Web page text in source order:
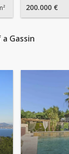
200.000 €
Gassin